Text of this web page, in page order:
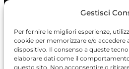
Gestisci
Per fornire le migliori esperienze,
cookie per memorizzare e/o accedere
dispositivo. Il consenso a queste
elaborare dati come il
questo sito. Non acconsentire o